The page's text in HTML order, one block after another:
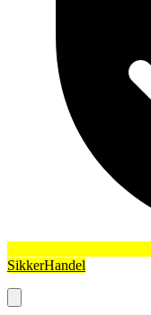
SikkerHandel